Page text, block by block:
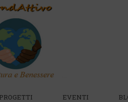
PROGETTI EVENTI